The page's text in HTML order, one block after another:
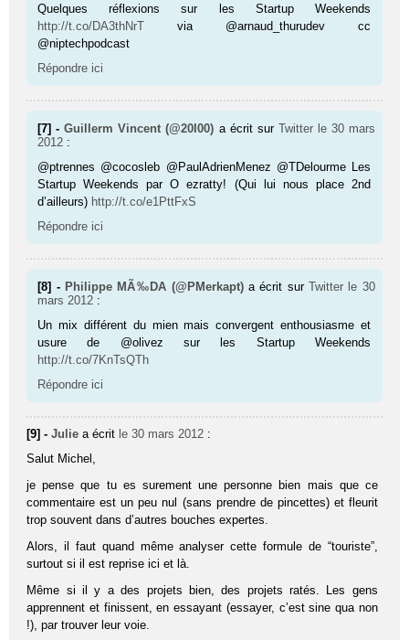
Quelques réflexions sur les Startup Weekends
http://t.co/DA3thNrT via @arnaud_thurudev cc
@niptechpodcast
Répondre ici
[7] -Guillerm Vincent (@20I00) a écrit sur Twitter le 30 mars
2012 :
@ptrennes @cocosleb @PaulAdrienMenez @TDelourme Les
Startup Weekends par O ezratty! (Qui lui nous place 2nd
d’ailleurs) http://t.co/e1PttFxS
Répondre ici
[8] - Philippe MÃ‰DA (@PMerkapt) a écrit surTwitter le 30
mars 2012 :
Un mix différent du mien mais convergent enthousiasme et
usure de @olivez sur les Startup Weekends
http://t.co/7KnTsQTh
Répondre ici
[9] -Julie a écrit le 30 mars 2012 :
Salut Michel,
je pense que tu es surement une personne bien mais que ce
commentaire est un peu nul (sans prendre de pincettes) et fleurit
trop souvent dans d’autres bouches expertes.
Alors, il faut quand même analyser cette formule de “touriste”,
surtout si il est reprise ici et là.
Même si il y a des projets bien, des projets ratés. Les gens
apprennent et finissent, en essayant (essayer, c’est sine qua non
!), par trouver leur voie.